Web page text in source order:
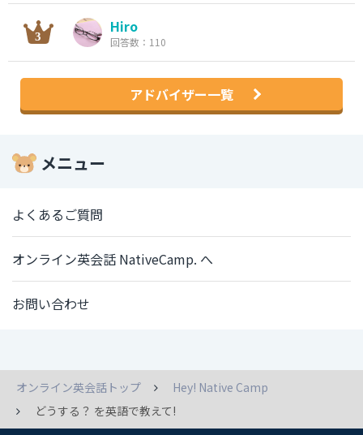
Hiro
回答数：110
アドバイザー一覧
メニュー
よくあるご質問
オンライン英会話 NativeCamp. へ
お問い合わせ
オンライン英会話トップ
Hey! Native Camp
どうする？ を英語で教えて!